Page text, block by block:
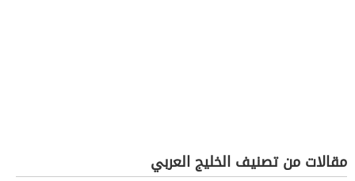
مقالات من تصنيف الخليج العربي